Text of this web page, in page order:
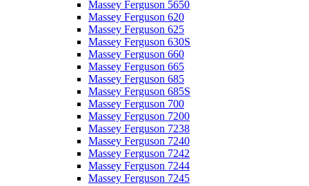
Massey Ferguson 5650
Massey Ferguson 620
Massey Ferguson 625
Massey Ferguson 630S
Massey Ferguson 660
Massey Ferguson 665
Massey Ferguson 685
Massey Ferguson 685S
Massey Ferguson 700
Massey Ferguson 7200
Massey Ferguson 7238
Massey Ferguson 7240
Massey Ferguson 7242
Massey Ferguson 7244
Massey Ferguson 7245